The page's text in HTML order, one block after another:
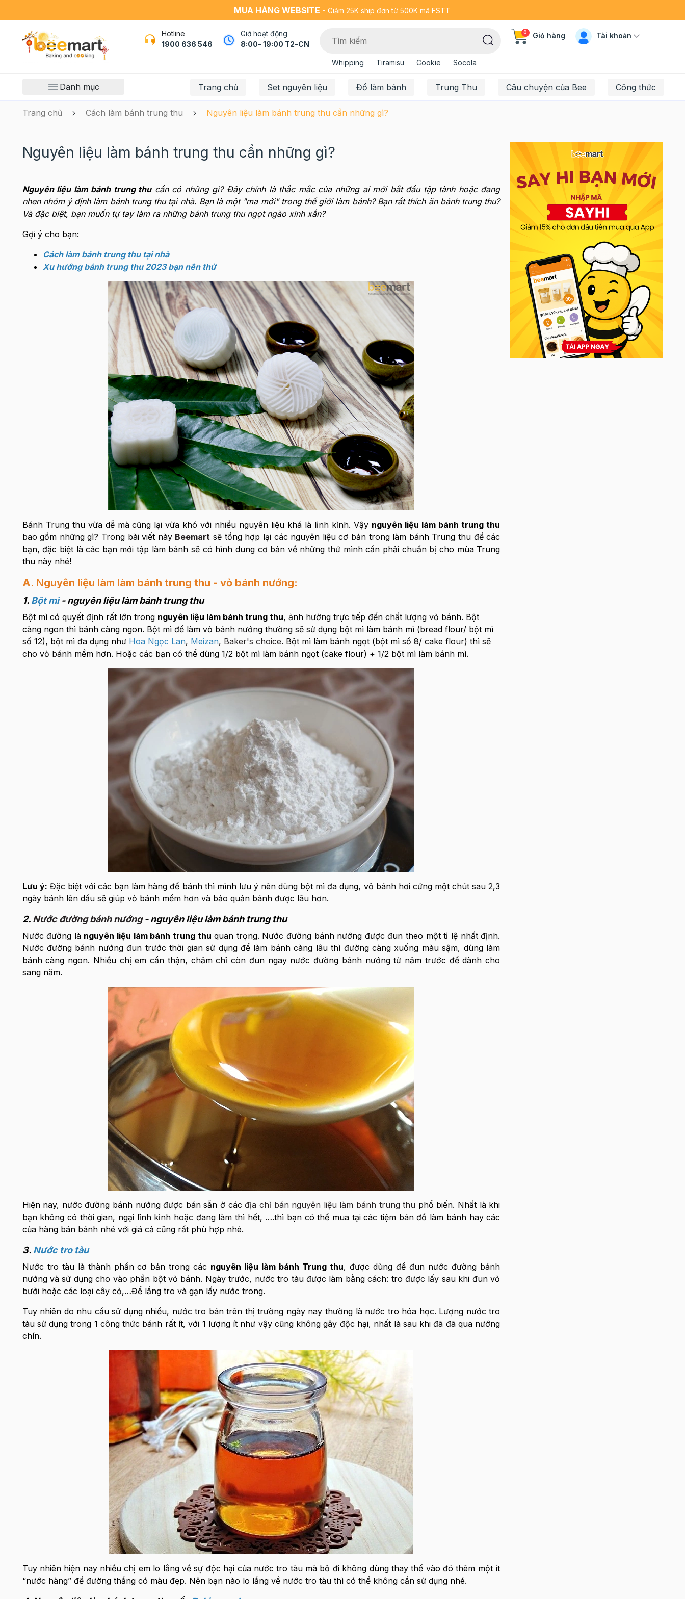
MUA HÀNG WEBSITE - Giảm 25K ship đơn từ 500K mã FSTT
Hotline
1900 636 546
Giờ hoạt động
8:00- 19:00 T2-CN
Whipping Tiramisu Cookie Socola
0 Giỏ hàng Tài khoản
Danh mục Trang chủ Set nguyên liệu Đồ làm bánh Trung Thu Câu chuyện của Bee Công thức
Trang chủ Cách làm bánh trung thu Nguyên liệu làm bánh trung thu cần những gì?
Nguyên liệu làm bánh trung thu cần những gì?
Nguyên liệu làm bánh trung thucần có những gì? Đây chính là thắc mắc của những ai mới bắt đầu tập tành hoặc đang
nhen nhóm ý định làm bánh trung thu tại nhà. Bạn là một "ma mới" trong thế giới làm bánh? Bạn rất thích ăn bánh trung thu?
Và đặc biệt, bạn muốn tự tay làm ra những bánh trung thu ngọt ngào xinh xắn?
Gợi ý cho bạn:
Cách làm bánh trung thu tại nhà
Xu hướng bánh trung thu 2023 bạn nên thử
Bánh Trung thu vừa dễ mà cũng lại vừa khó với nhiều nguyên liệu khá là lỉnh kỉnh. Vậy nguyên liệu làm bánh trung thu
bao gồm những gì? Trong bài viết này Beemart sẽ tổng hợp lại các nguyên liệu cơ bản trong làm bánh Trung thu để các
bạn, đặc biệt là các bạn mới tập làm bánh sẽ có hình dung cơ bản về những thứ mình cần phải chuẩn bị cho mùa Trung
thu này nhé!
A. Nguyên liệu làm làm bánh trung thu - vỏ bánh nướng:
1. Bột mì - nguyên liệu làm bánh trung thu
Bột mì có quyết định rất lớn trong nguyên liệu làm bánh trung thu, ảnh hưởng trực tiếp đến chất lượng vỏ bánh. Bột
càng ngon thì bánh càng ngon. Bột mì để làm vỏ bánh nướng thường sẽ sử dụng bột mì làm bánh mì (bread flour/ bột mì
số 12), bột mì đa dụng như Hoa Ngọc Lan, Meizan, Baker's choice. Bột mì làm bánh ngọt (bột mì số 8/ cake flour) thì sẽ
cho vỏ bánh mềm hơn. Hoặc các bạn có thể dùng 1/2 bột mì làm bánh ngọt (cake flour) + 1/2 bột mì làm bánh mì.
Lưu ý: Đặc biệt với các bạn làm hàng để bánh thì mình lưu ý nên dùng bột mì đa dụng, vỏ bánh hơi cứng một chút sau 2,3
ngày bánh lên dầu sẽ giúp vỏ bánh mềm hơn và bảo quản bánh được lâu hơn.
2. Nước đường bánh nướng - nguyên liệu làm bánh trung thu
Nước đường là nguyên liệu làm bánh trung thu quan trọng. Nước đường bánh nướng được đun theo một tỉ lệ nhất định.
Nước đường bánh nướng đun trước thời gian sử dụng để làm bánh càng lâu thì đường càng xuống màu sậm, dùng làm
bánh càng ngon. Nhiều chị em cẩn thận, chăm chỉ còn đun ngay nước đường bánh nướng từ năm trước để dành cho
sang năm.
Hiện nay, nước đường bánh nướng được bán sẵn ở cácđịa chỉ bán nguyên liệu làm bánh trung thu phổ biến. Nhất là khi
bạn không có thời gian, ngại lỉnh kỉnh hoặc đang làm thì hết, ….thì bạn có thể mua tại các tiệm bán đồ làm bánh hay các
của hàng bán bánh nhé với giá cả cũng rất phù hợp nhé.
3. Nước tro tàu
Nước tro tàu là thành phần cơ bản trong các nguyên liệu làm bánh Trung thu, được dùng để đun nước đường bánh
nướng và sử dụng cho vào phần bột vỏ bánh. Ngày trước, nước tro tàu được làm bằng cách: tro được lấy sau khi đun vỏ
bưởi hoặc các loại cây cỏ,…Để lắng tro và gạn lấy nước trong.
Tuy nhiên do nhu cầu sử dụng nhiều, nước tro bán trên thị trường ngày nay thường là nước tro hóa học. Lượng nước tro
tàu sử dụng trong 1 công thức bánh rất ít, với 1 lượng ít như vậy cũng không gây độc hại, nhất là sau khi đã đã qua nướng
chín.
Tuy nhiên hiện nay nhiều chị em lo lắng về sự độc hại của nước tro tàu mà bỏ đi không dùng thay thế vào đó thêm một ít
“nước hàng” để đường thắng có màu đẹp. Nên bạn nào lo lắng về nước tro tàu thì có thể không cần sử dụng nhé.